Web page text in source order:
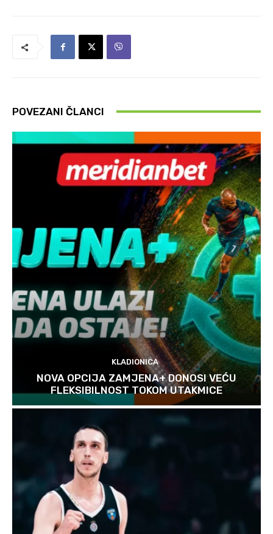
POVEZANI ČLANCI
KLADIONICA
NOVA OPCIJA ZAMJENA+ DONOSI VEĆU
FLEKSIBILNOST TOKOM UTAKMICE